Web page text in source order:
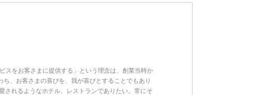
スをお客さまに提供する」という理念は、創業当時か
、お客さまの喜びを、我が喜びとすることでもあり
されるようなホテル、レストランでありたい。常にそ